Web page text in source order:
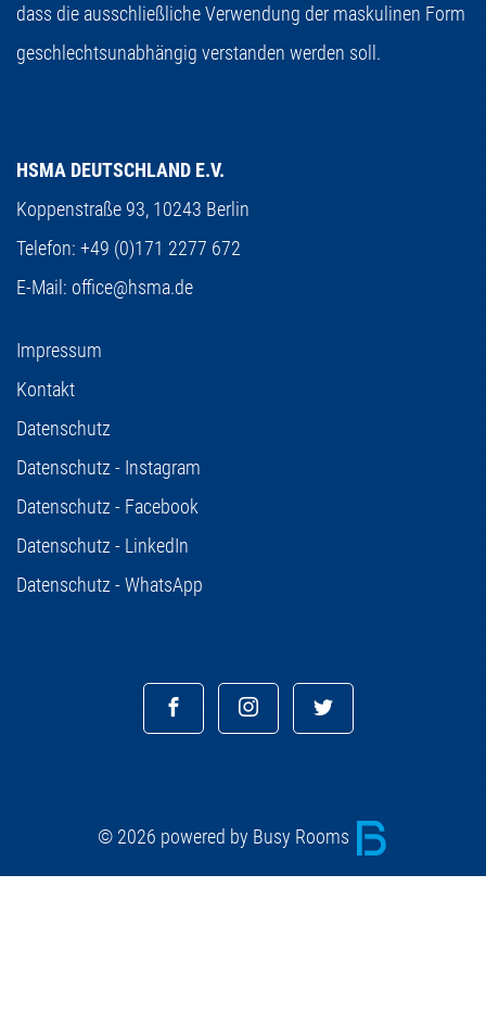
dass die ausschließliche Verwendung der maskulinen Form
geschlechtsunabhängig verstanden werden soll.
HSMA DEUTSCHLAND E.V.
Koppenstraße 93, 10243 Berlin
Telefon: +49 (0)171 2277 672
E-Mail: office@hsma.de
Impressum
Kontakt
Datenschutz
Datenschutz - Instagram
Datenschutz - Facebook
Datenschutz - LinkedIn
Datenschutz - WhatsApp
© 2026 powered by Busy Rooms